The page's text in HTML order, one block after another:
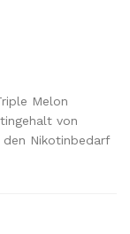
Melon
von
Nikotinbedarf